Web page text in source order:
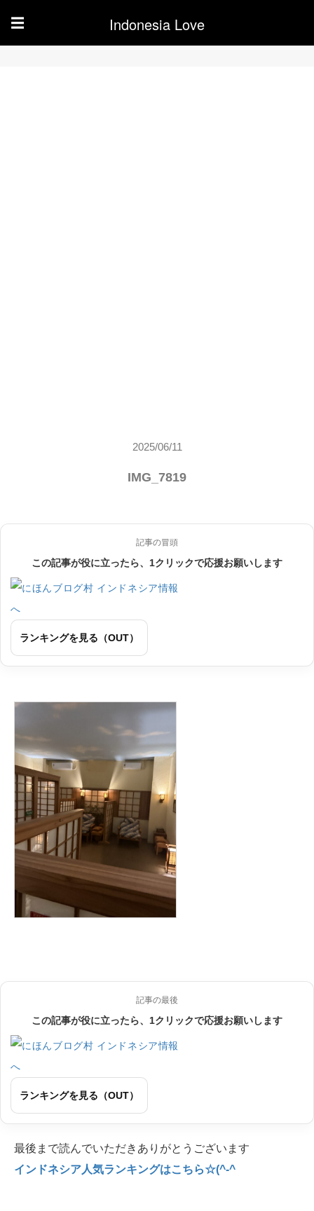
☰ Indonesia Love
2025/06/11
IMG_7819
記事の冒頭
この記事が役に立ったら、1クリックで応援お願いします
ランキングを見る（OUT）
記事の最後
この記事が役に立ったら、1クリックで応援お願いします
ランキングを見る（OUT）
最後まで読んでいただきありがとうございます
インドネシア人気ランキングはこちら☆(^-^